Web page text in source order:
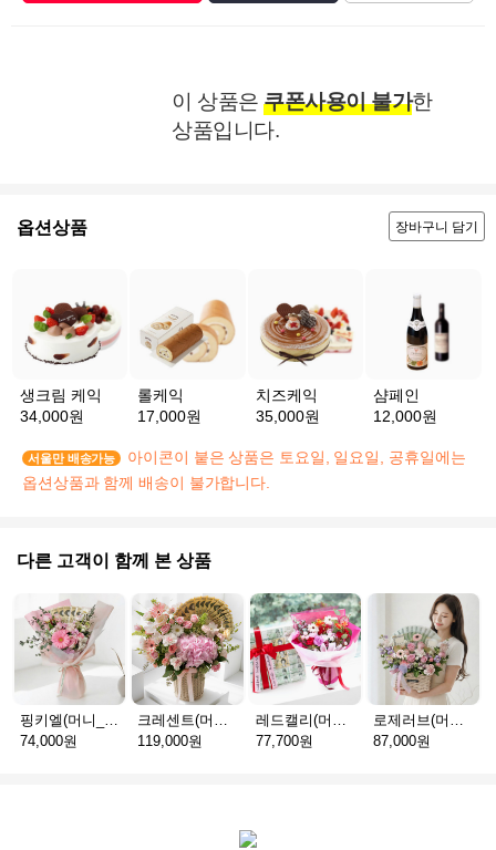
이 상품은 쿠폰사용이 불가한
상품입니다.
옵션상품 장바구니 담기
생크림 케익
34,000원
롤케익
17,000원
치즈케익
35,000원
샴페인
12,000원
서울만 배송가능
아이콘이 붙은 상품은 토요일, 일요일, 공휴일에는
옵션상품과 함께 배송이 불가합니다.
다른 고객이 함께 본 상품
74,000원
119,000원
77,700원
87,000원